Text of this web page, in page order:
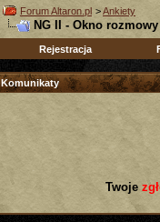
Forum Altaron.pl >Ankiety
NG II - Okno rozmowy
Rejestracja
Komunikaty
Twoje